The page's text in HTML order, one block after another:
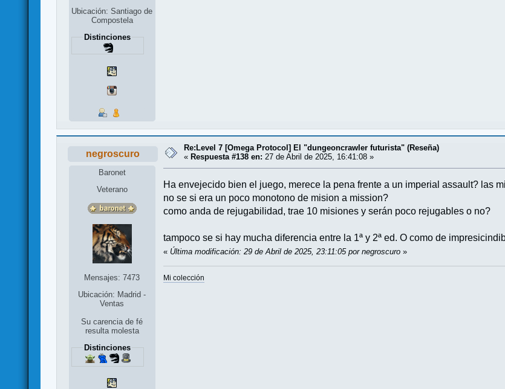
Ubicación: Santiago de
Compostela
Distinciones
negroscuro
Baronet
Veterano
Mensajes: 7473
Ubicación: Madrid -
Ventas
Su carencia de fé
resulta molesta
Distinciones
Re:Level 7 [Omega Protocol] El "dungeoncrawler futurista" (Reseña)
« Respuesta #138 en: 27 de Abril de 2025, 16:41:08 »
Ha envejecido bien el juego, merece la pena frente a un imperial assault? las
no se si era un poco monotono de mision a mission?
como anda de rejugabilidad, trae 10 misiones y serán poco rejugables o no?
tampoco se si hay mucha diferencia entre la 1ª y 2ª ed. O como de
« Última modificación: 29 de Abril de 2025, 23:11:05 por negroscuro »
Mi colección